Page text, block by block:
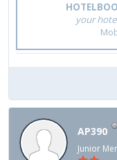
your
AP390
Junior